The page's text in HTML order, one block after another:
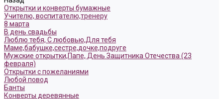
Открытки и конверты бумажные
Учителю, воспитателю,тренеру
8 марта
В день свадьбы
Люблю тебя, С любовью,Для тебя
Маме,бабушке,сестре,дочке,подруге
Мужские открытки,Папе, День Защитника Отечества (23
февраля)
Открытки с пожеланиями
Любой повод
Банты
Конверты деревянные